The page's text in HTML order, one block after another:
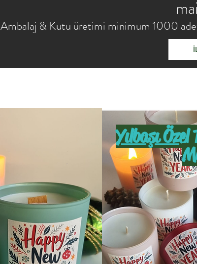
Ambalaj & Kutu üretimi minimum 1000
Yılbaşı